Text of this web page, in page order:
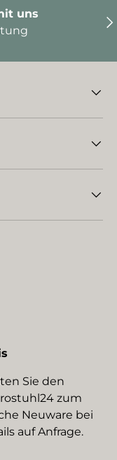
uns
Sie den
zum
Neuware bei
auf Anfrage.